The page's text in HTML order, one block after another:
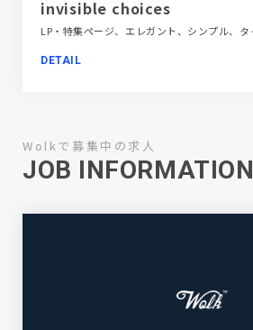
invisible choices
DETAIL
Wolkで募集中の求人
JOB INFORMATION